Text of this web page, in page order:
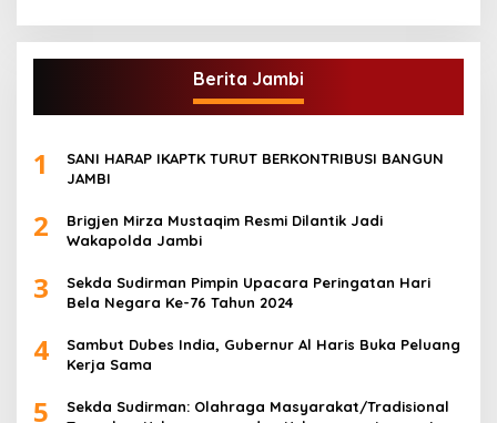
Berita Jambi
1
SANI HARAP IKAPTK TURUT BERKONTRIBUSI BANGUN
JAMBI
2
Brigjen Mirza Mustaqim Resmi Dilantik Jadi
Wakapolda Jambi
3
Sekda Sudirman Pimpin Upacara Peringatan Hari
Bela Negara Ke-76 Tahun 2024
4
Sambut Dubes India, Gubernur Al Haris Buka Peluang
Kerja Sama
5
Sekda Sudirman: Olahraga Masyarakat/Tradisional